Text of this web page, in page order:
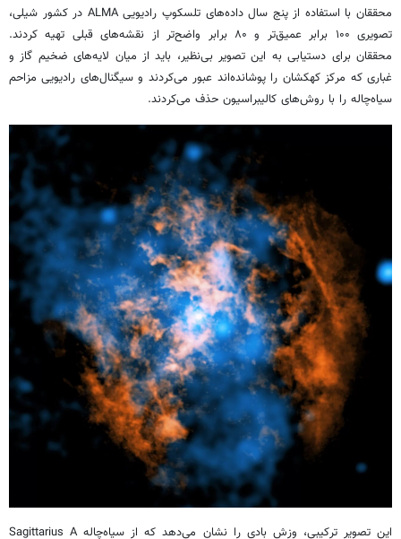
محققان با استفاده از پنج سال داده‌های تلسکوپ رادیویی ALMA در کشور شیلی،
تصویری ۱۰۰ برابر عمیق‌تر و ۸۰ برابر واضح‌تر از نقشه‌های قبلی تهیه کردند.
محققان برای دستیابی به این تصویر بی‌نظیر، باید از میان لایه‌های ضخیم گاز و
غباری که مرکز کهکشان را پوشانده‌اند عبور می‌کردند و سیگنال‌های رادیویی مزاحم
سیاه‌چاله را با روش‌های کالیبراسیون حذف می‌کردند.
این تصویر ترکیبی، وزش بادی را نشان می‌دهد که از سیاه‌چاله Sagittarius A